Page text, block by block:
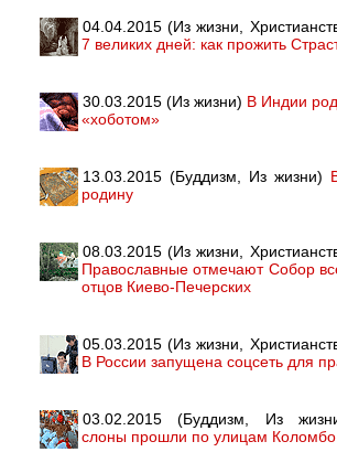
04.04.2015 (Из жизни,
7 великих дней: как прожить
30.03.2015 (Из жизни) В Индии
«хоботом»
13.03.2015 (Буддизм, Из жизни)
родину
08.03.2015 (Из жизни,
Православные отмечают Собор
отцов Киево-Печерских
05.03.2015 (Из жизни,
В России запущена соцсеть для
03.02.2015 (Буддизм, Из
слоны прошли по улицам Коломбо